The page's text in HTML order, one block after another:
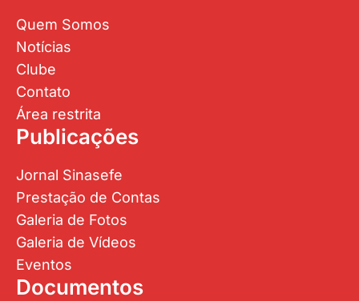
Quem Somos
Notícias
Clube
Contato
Área restrita
Publicações
Jornal Sinasefe
Prestação de Contas
Galeria de Fotos
Galeria de Vídeos
Eventos
Documentos